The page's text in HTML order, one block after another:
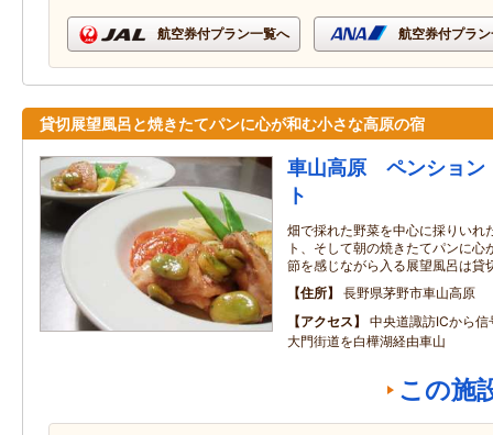
航空券付プラン一覧へ 航空券付プラ
貸切展望風呂と焼きたてパンに心が和む小さな高原の宿
車山高原 ペンショ
ト
畑で採れた野菜を中心に採りいれ
ト、そして朝の焼きたてパンに
節を感じながら入る展望風呂は貸
住所
長野県茅野市車山高原
アクセス
中央道諏訪ICから
大門街道を白樺湖経由車山
この施